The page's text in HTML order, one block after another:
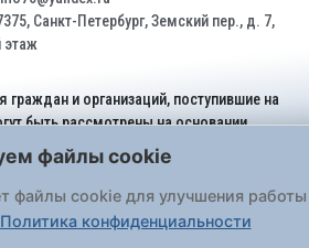
Санкт-Петербург, Земский пер., д. 7,
этаж
граждан и организаций, поступившие на
быть рассмотрены на основании
от 02.05.2006 № 59-ФЗ
почте, черезпортал «Госуслуги» (ЕПГУ)
предъявлении паспорта.
файлы cookie
файлы cookie для улучшения работы
Политика конфиденциальности